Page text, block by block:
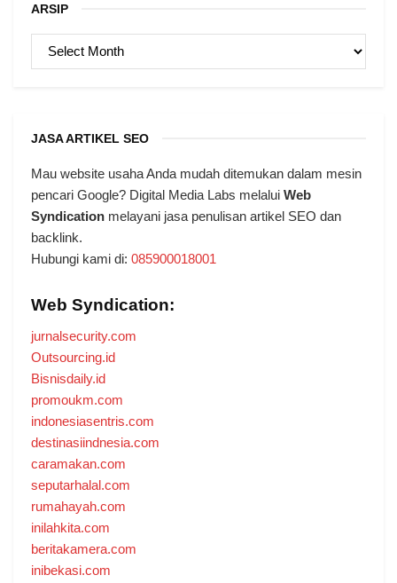
ARSIP
ARSIP
JASA ARTIKEL SEO
Mau website usaha Anda mudah ditemukan dalam mesin
pencari Google? Digital Media Labs melalui Web
Syndication melayani jasa penulisan artikel SEO dan
backlink.
Hubungi kami di: 085900018001
Web Syndication:
jurnalsecurity.com
Outsourcing.id
Bisnisdaily.id
promoukm.com
indonesiasentris.com
destinasiindnesia.com
caramakan.com
seputarhalal.com
rumahayah.com
inilahkita.com
beritakamera.com
inibekasi.com